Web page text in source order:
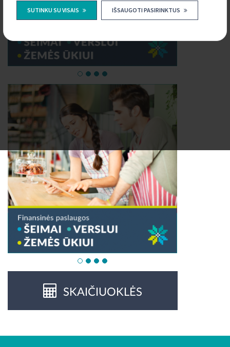
SUTINKU SU VISAIS IŠSAUGOTI PASIRINKTUS
SKAIČIUOKLĖS